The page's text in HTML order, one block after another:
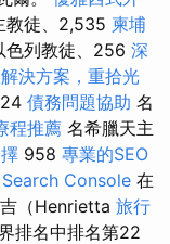
教徒、2,535 柬埔
色列教徒、256 深
決方案，重拾光
債務問題協助 名
程推薦 名希臘天主
958 專業的SEO
Console 在
（Henrietta 旅行
排名中排名第22